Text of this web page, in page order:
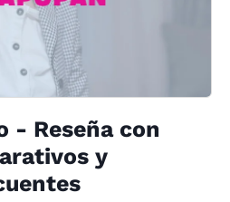
- Reseña con
y